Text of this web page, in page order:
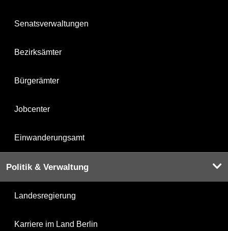
Senatsverwaltungen
Bezirksämter
Bürgerämter
Jobcenter
Einwanderungsamt
Politik & Verwaltung
Landesregierung
Karriere im Land Berlin